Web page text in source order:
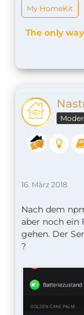
My HomeKit
The only
16. März 2018
Nach dem
aber noch ein
gehen. Der
?